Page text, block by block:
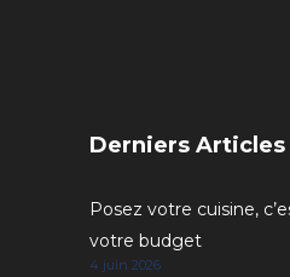
Derniers Articles
Posez votre cuisine,
votre budget
4 juin 2026